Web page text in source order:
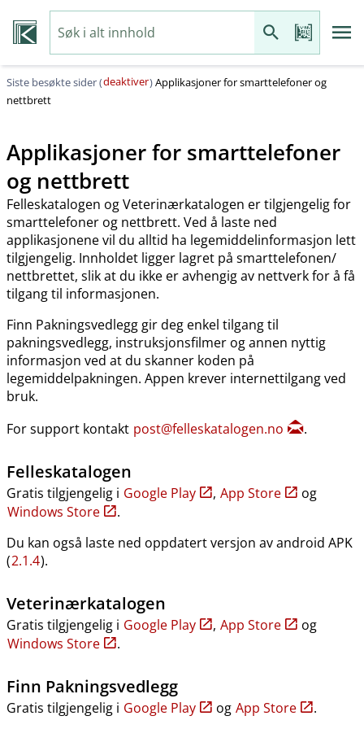
Siste besøkte sider (deaktiver)Applikasjoner for smarttelefoner og
nettbrett
Applikasjoner for smarttelefoner
og nettbrett
Felleskatalogen og Veterinærkatalogen er tilgjengelig for
smarttelefoner og nettbrett. Ved å laste ned
applikasjonene vil du alltid ha legemiddelinformasjon lett
tilgjengelig. Innholdet ligger lagret på smarttelefonen​/​
nettbrettet, slik at du ikke er avhengig av nettverk for å få
tilgang til informasjonen.
Finn Pakningsvedlegg gir deg enkel tilgang til
pakningsvedlegg, instruksjonsfilmer og annen nyttig
informasjon ved at du skanner koden på
legemiddelpakningen. Appen krever internettilgang ved
bruk.
For support kontakt post@felleskatalogen.no .
Felleskatalogen
Gratis tilgjengelig i Google Play , App Store
og
Windows Store
.
Du kan også laste ned oppdatert versjon av android APK
(2.1.4).
Veterinærkatalogen
Gratis tilgjengelig i Google Play , App Store
og
Windows Store
.
Finn Pakningsvedlegg
Gratis tilgjengelig i Google Play og App Store .